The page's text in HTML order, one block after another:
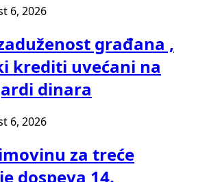
6, 2026
građana ,
krediti uvećani na
dinara
6, 2026
za treće
dospeva 14.